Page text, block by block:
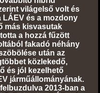
világelső volt és
és a mozdony
más kisvasutak
a hozzá fűzött
fakadó néhány
után az
közlekedő,
és jól kezelhető
járműállományának.
2013-ban a